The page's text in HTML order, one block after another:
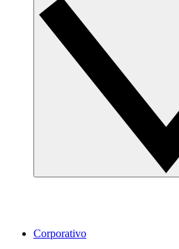
Corporativo